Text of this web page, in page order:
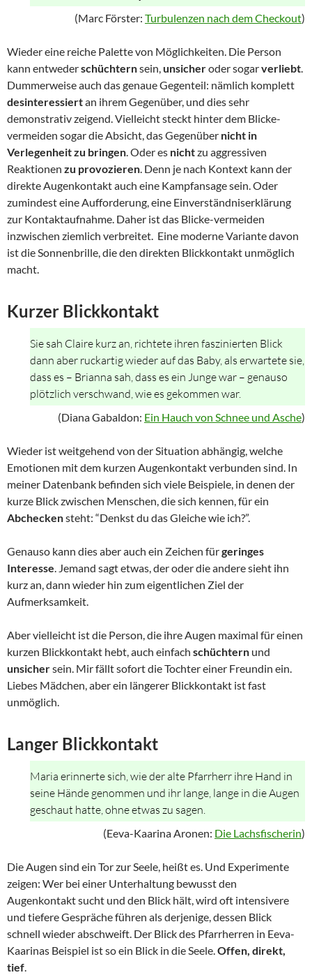
(Marc Förster: Turbulenzen nach dem Checkout)
Wieder eine reiche Palette von Möglichkeiten. Die Person
kann entwederschüchternsein,unsicheroder sogarverliebt.
Dummerweise auch das genaue Gegenteil: nämlich komplett
desinteressiertan ihrem Gegenüber, und dies sehr
demonstrativ zeigend. Vielleicht steckt hinter dem Blicke-
vermeiden sogar die Absicht, das Gegenüber nicht in
Verlegenheit zu bringen. Oder es nichtzu aggressiven
Reaktionen zu provozieren. Denn je nach Kontext kann der
direkte Augenkontakt auch eine Kampfansage sein. Oder
zumindest eine Aufforderung, eine Einverständniserklärung
zur Kontaktaufnahme. Daher ist das Blicke-vermeiden
inzwischen ziemlich verbreitet. Eine moderne Variante davon
ist die Sonnenbrille, die den direkten Blickkontakt unmöglich
macht.
Kurzer Blickkontakt
Sie sah Claire kurz an, richtete ihren faszinierten Blick
dann aber ruckartig wieder auf das Baby, als erwartete sie,
dass es – Brianna sah, dass es ein Junge war – genauso
plötzlich verschwand, wie es gekommen war.
(Diana Gabaldon: Ein Hauch von Schnee und Asche)
Wieder ist weitgehend von der Situation abhängig, welche
Emotionen mit dem kurzen Augenkontakt verbunden sind. In
meiner Datenbank befinden sich viele Beispiele, in denen der
kurze Blick zwischen Menschen, die sich kennen, für ein
Abcheckensteht: “Denkst du das Gleiche wie ich?”.
Genauso kann dies aber auch ein Zeichen fürgeringes
Interesse. Jemand sagt etwas, der oder die andere sieht ihn
kurz an, dann wieder hin zum eigentlichen Ziel der
Aufmerksamkeit.
Aber vielleicht ist die Person, die ihre Augen maximal für einen
kurzen Blickkontakt hebt, auch einfach schüchtern und
unsichersein. Mir fällt sofort die Tochter einer Freundin ein.
Liebes Mädchen, aber ein längerer Blickkontakt ist fast
unmöglich.
Langer Blickkontakt
Maria erinnerte sich, wie der alte Pfarrherr ihre Hand in
seine Hände genommen und ihr lange, lange in die Augen
geschaut hatte, ohne etwas zu sagen.
(Eeva-Kaarina Aronen: Die Lachsfischerin)
Die Augen sind ein Tor zur Seele, heißt es. Und Experimente
zeigen: Wer bei einer Unterhaltung bewusst den
Augenkontakt sucht und den Blick hält, wird oft intensivere
und tiefere Gespräche führen als derjenige, dessen Blick
schnell wieder abschweift. Der Blick des Pfarrherren in Eeva-
Kaarinas Beispiel ist so ein Blick in die Seele.Offen, direkt,
tief.